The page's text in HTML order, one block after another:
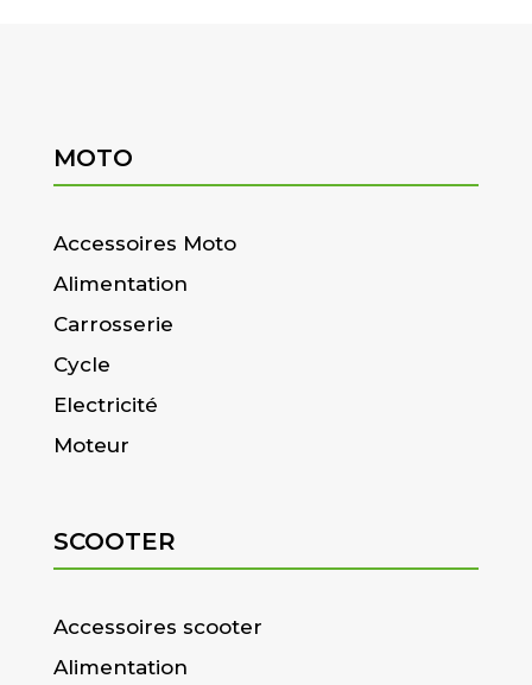
MOTO
Accessoires Moto
Alimentation
Carrosserie
Cycle
Electricité
Moteur
SCOOTER
Accessoires scooter
Alimentation